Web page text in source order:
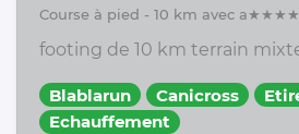
course à pied - 10 km avec
footing de 10 km terrain
Blablarun Canicross
Echauffement